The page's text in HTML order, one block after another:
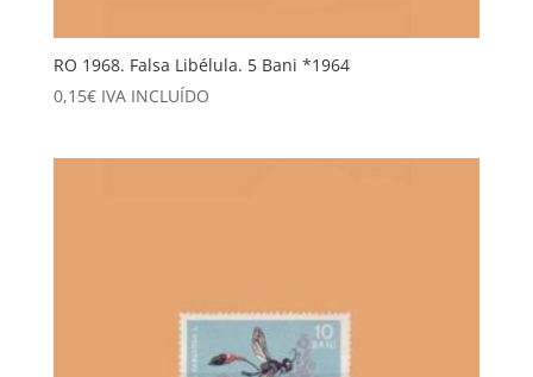
RO 1968. Falsa Libélula. 5 Bani *1964
0,15€ IVA INCLUÍDO